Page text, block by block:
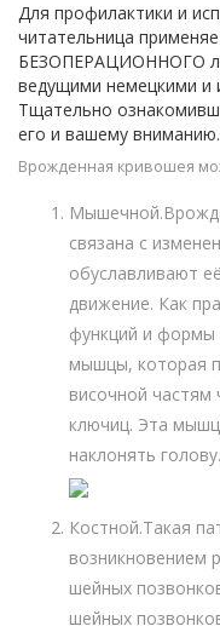
Для профилактики и
читательница
БЕЗОПЕРАЦИОННОГО
ведущими немецкими и
Тщательно
его и вашему вниманию.
Врожденная кривошея
связана с
обуславливают
движение. Как
функций и формы
мышцы, которая
височной частям
ключиц. Эта
наклонять голову.
Костной.Такая
возникновением
шейных
шейных